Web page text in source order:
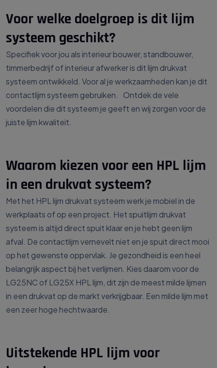
Voor welke doelgroep is dit lijm
systeem geschikt?
Specifiek voor jou als interieur bouwer, standbouwer,
timmerbedrijf of interieur afwerker is dit lijm drukvat
systeem ontwikkeld. Voor al je werkzaamheden kan je dit
contactlijm systeem gebruiken. Ontdek de vele
voordelen die dit systeem je geeft en wij zorgen voor de
juiste lijm kwaliteit.
Waarom kiezen voor een HPL lijm
in een drukvat systeem?
Met het HPL lijm drukvat systeem werk je mobiel in de
werkplaats of op een project. Het spuitlijm drukvat
systeem is altijd direct spuit klaar en je hebt geen lijm
afval. De contactlijm vernevelt niet en je spuit direct mooi
op het gewenste oppervlak. Je gezondheid is een heel
belangrijk aspect bij het verlijmen. Kies daarom voor de
LG25NC of LG25X HPL lijm, dit zijn de meest milde lijmen
in een drukvat op de markt verkrijgbaar. Een milde lijm met
een zeer hoge hechtwaarde.
Uitstekende HPL lijm voor